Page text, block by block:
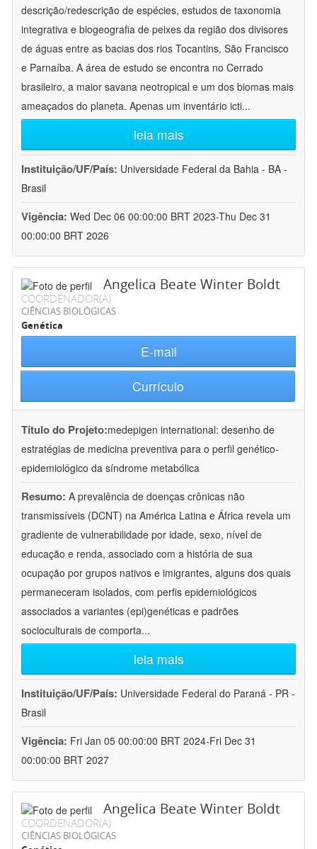
descrição/redescrição de espécies, estudos de taxonomia
integrativa e biogeografia de peixes da região dos divisores
de águas entre as bacias dos rios Tocantins, São Francisco
e Parnaíba. A área de estudo se encontra no Cerrado
brasileiro, a maior savana neotropical e um dos biomas mais
ameaçados do planeta. Apenas um inventário icti...
leia mais
Instituição/UF/País: Universidade Federal da Bahia - BA -
Brasil
Vigência: Wed Dec 06 00:00:00 BRT 2023-Thu Dec 31
00:00:00 BRT 2026
Angelica Beate Winter Boldt
COORDENADOR(A)
CIÊNCIAS BIOLÓGICAS
Genética
E-mail
Currículo
Título do Projeto:medepigen international: desenho de
estratégias de medicina preventiva para o perfil genético-
epidemiológico da síndrome metabólica
Resumo: A prevalência de doenças crônicas não
transmissíveis (DCNT) na América Latina e África revela um
gradiente de vulnerabilidade por idade, sexo, nível de
educação e renda, associado com a história de sua
ocupação por grupos nativos e imigrantes, alguns dos quais
permaneceram isolados, com perfis epidemiológicos
associados a variantes (epi)genéticas e padrões
socioculturais de comporta...
leia mais
Instituição/UF/País: Universidade Federal do Paraná - PR -
Brasil
Vigência: Fri Jan 05 00:00:00 BRT 2024-Fri Dec 31
00:00:00 BRT 2027
Angelica Beate Winter Boldt
COORDENADOR(A)
CIÊNCIAS BIOLÓGICAS